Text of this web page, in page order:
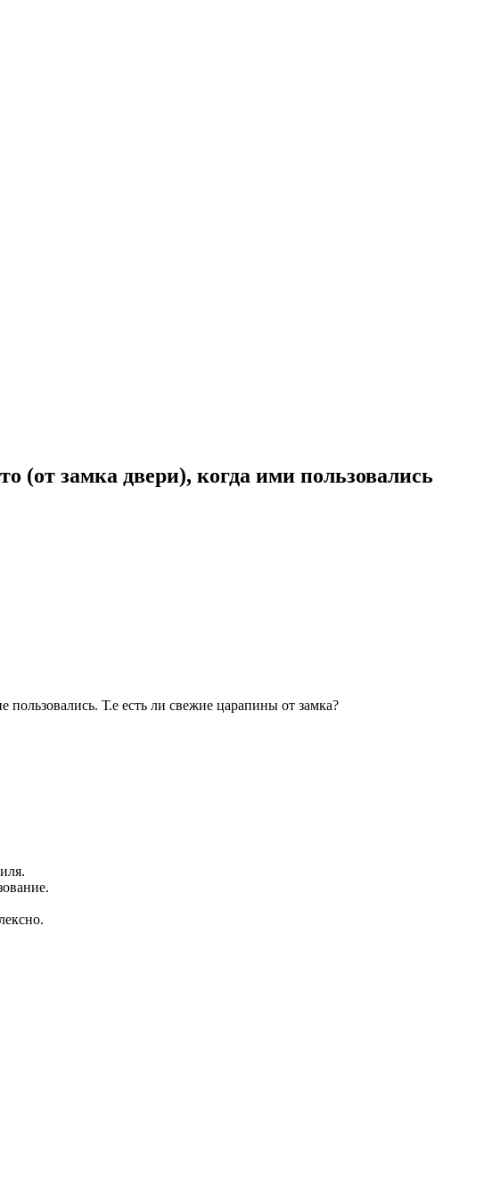
(от замка двери), когда ими пользовались
Т.е есть ли свежие царапины от замка?